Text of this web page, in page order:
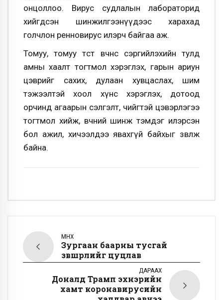
онцоллоо. Вирус судлалын лабораторид
хийгдсэн шинжилгээнүүдээс харахад
голчлон ренновирус илэрч байгаа аж.
Томуу, томуу төст өвчнөөс сэргийлэхийн тулд
амны хаалт тогтмол хэрэглэх, гарын ариун
цэврийг сахих, дулаан хувцаслах, шим
тэжээлтэй хоол хүнс хэрэглэх, дотоод
орчинд агаарын сэлгэлт, чийгтэй цэвэрлэгээ
тогтмол хийж, өвчний шинж тэмдэг илэрсэн
бол ажил, хичээлдээ явахгүй байхыг зөвлөж
байна.
ӨМНӨХ
Зургаан баарны тусгай
зөвшөөрлийг цуцлав
ДАРААХ
Доналд Трамп эхнэрийн
хамт коронавирусийн